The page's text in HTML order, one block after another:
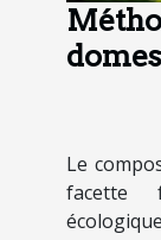
Le
facette